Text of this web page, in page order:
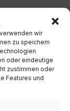
wir
zu speichern
oder eindeutige
zustimmen oder
Features und